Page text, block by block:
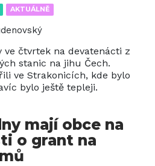
AKTUÁLNĚ
ve čtvrtek na devatenácti z
stanic na jihu Čech.
ve Strakonicích, kde bylo
bylo ještě tepleji.
mají obce na
o grant na